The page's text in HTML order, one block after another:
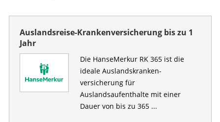
Auslandsreise-Krankenversicherung bis zu 1
Jahr
Die HanseMerkur RK 365 ist die
ideale Auslandskranken­­
versicherung für
Auslandsaufenthalte mit einer
Dauer von bis zu 365 ...